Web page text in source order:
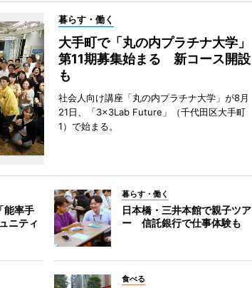
暮らす・働く
大手町で「丸の内プラチナ大学」
第11期募集始まる 新コース開設
も
社会人向け講座「丸の内プラチナ大学」が8月
21日、「3×3Lab Future」（千代田区大手町
1）で始まる。
能率手
ニティ
暮らす・働く
日本橋・三井本館で親子ツア
ー 信託銀行で仕事体験も
食べる